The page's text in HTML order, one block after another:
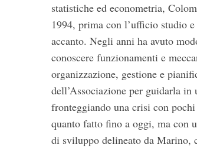
statistiche ed econometria,
1994, prima con l’ufficio studio
accanto. Negli anni ha avuto
conoscere funzionamenti e
organizzazione, gestione e
dell’Associazione per guidarla
fronteggiando una crisi con
quanto fatto fino a oggi, ma con
di sviluppo delineato da Marino,